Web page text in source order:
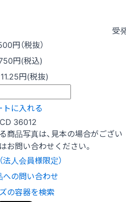
受
円（税抜）
円(税込)
11.25円(税抜)
トに入れる
36012
商品写真は、見本の場合がござい
お問い合わせください。
法人会員様限定）
への問い合わせ
の容器を検索